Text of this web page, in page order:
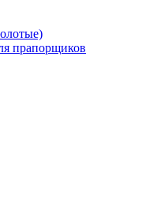
прапорщиков